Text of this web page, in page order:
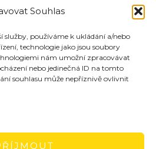
Souhlas
služby, používáme k ukládání a/nebo
technologie jako jsou soubory
nám umožní zpracovávat
nebo jedinečná ID na tomto
souhlasu může nepříznivě ovlivnit
O nás
Projekty
Členství
Kontakt